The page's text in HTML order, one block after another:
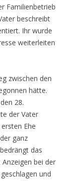
Familienbetrieb
beschreibt
Ihr wurde
weiterleiten
zwischen den
hätte.
28.
der Vater
Ehe
ganz
das
bei der
und